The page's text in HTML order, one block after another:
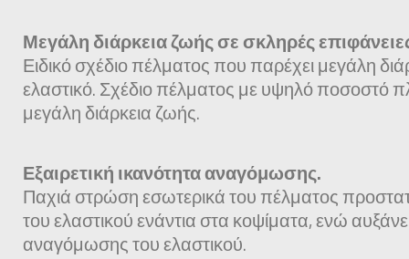
Μεγάλη διάρκεια ζωής σε σκληρές
Ειδικό σχέδιο πέλματος που παρέχει μεγάλη
ελαστικό. Σχέδιο πέλματος με υψηλό ποσοστό
μεγάλη διάρκεια ζωής.
Εξαιρετική ικανότητα αναγόμωσης.
Παχιά στρώση εσωτερικά του πέλματος
του ελαστικού ενάντια στα κοψίματα, ενώ
αναγόμωσης του ελαστικού.